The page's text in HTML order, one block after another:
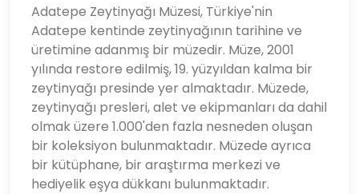
Adatepe Zeytinyağı Müzesi, Türkiye'nin
Adatepe kentinde zeytinyağının tarihine ve
üretimine adanmış bir müzedir. Müze, 2001
yılında restore edilmiş, 19. yüzyıldan kalma bir
zeytinyağı presinde yer almaktadır. Müzede,
zeytinyağı presleri, alet ve ekipmanları da dahil
olmak üzere 1.000'den fazla nesneden oluşan
bir koleksiyon bulunmaktadır. Müzede ayrıca
bir kütüphane, bir araştırma merkezi ve
hediyelik eşya dükkanı bulunmaktadır.